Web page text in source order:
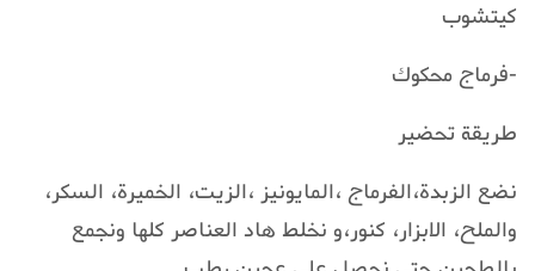
كيتشوب
-فرماج محكوك
طريقة تحضير
نضع الزبدة،الفرماج ،المايونيز ،الزيت، الخميرة، السكر،
والملح، الابزار، كنور،و نخلط هاد العناصر كلها ونجمع